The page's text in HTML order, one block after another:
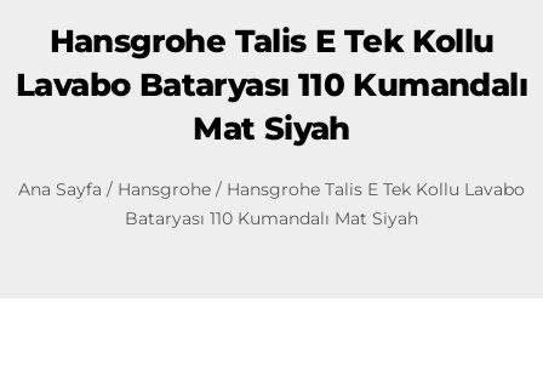
Hansgrohe Talis E Tek Kollu
Lavabo Bataryası 110 Kumandalı
Mat Siyah
Ana Sayfa / Hansgrohe / Hansgrohe Talis E Tek Kollu Lavabo
Bataryası 110 Kumandalı Mat Siyah